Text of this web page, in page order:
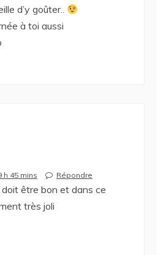
d’y goûter..
à toi aussi
h 45 mins Répondre
être bon et dans ce
très joli